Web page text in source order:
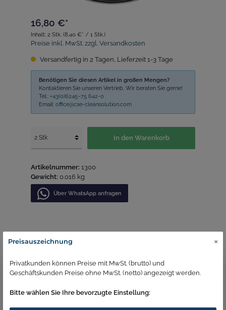
16,80 €*
Inhalt: 2 Stk. (8,40 €* / 1 Stk.)
Preise inkl. MwSt. zzgl. Versandkosten
Versandfertig in 2 Tagen, Lieferzeit 1-3 Tage
Benötigen Sie diesen Artikel in großen Mengen?
Kontaktieren Sie unseren Vertrieb. Wir beraten Sie gerne!
Tel.: +43(0)6245–75 642-0
Email: office@cse-cleansolution.com
In den Warenkorb
Artikelnummer: 1300
Gewicht: 0.016 kg
Über WhatѕApp anfragеn
Beschreibung
LuftbeimischungMengenregler: PCA®Oberfläche:
Honeycomb® -…Mehr
Preisauszeichnung ×
Privatkunden können Preise mit MwSt. (brutto) und
Geschäftskunden Preise ohne MwSt. (netto) angezeigt werden.
Bitte wählen Sie Ihre bevorzugte Einstellung: